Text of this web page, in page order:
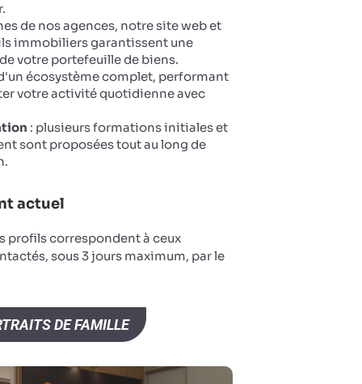
de nos agences, notre site web et
immobiliers garantissent une
votre portefeuille de biens.
écosystème complet, performant
votre activité quotidienne avec
: plusieurs formations initiales et
sont proposées tout au long de
actuel
profils correspondent à ceux
sous 3 jours maximum, par le
DE FAMILLE